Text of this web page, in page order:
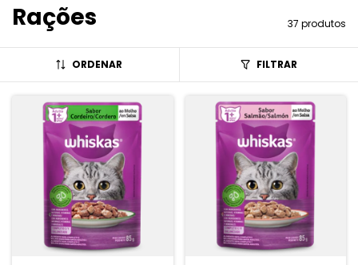
Rações 37 produtos
ORDENAR FILTRAR